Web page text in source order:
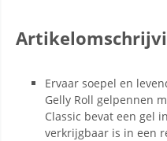
Ervaar soepel en
Gelly Roll gelpennen
Classic bevat een gel
verkrijgbaar is in een